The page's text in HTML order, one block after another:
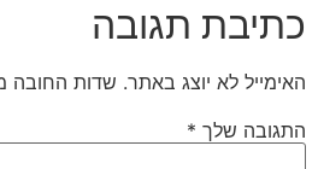
כתיבת תגובה
האימייל לא יוצג באתר. שדות החובה
התגובה שלך *